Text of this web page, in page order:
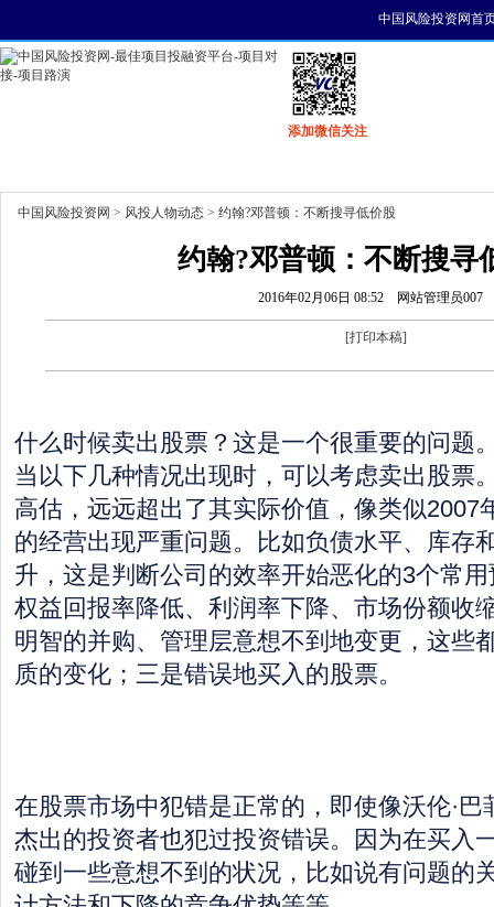
中国风险投资网首
添加微信关注
中国风险投资网 > 风投人物动态 > 约翰?邓普顿：不断搜寻低价股
约翰?邓普顿：不断搜寻
2016年02月06日 08:52 网站管理员007
[打印本稿]
什么时候卖出股票？这是一个很重要的问题
当以下几种情况出现时，可以考虑卖出股票
高估，远远超出了其实际价值，像类似2007
的经营出现严重问题。比如负债水平、库存
升，这是判断公司的效率开始恶化的3个常
权益回报率降低、利润率下降、市场份额收
明智的并购、管理层意想不到地变更，这些
质的变化；三是错误地买入的股票。
在股票市场中犯错是正常的，即使像沃伦·巴
杰出的投资者也犯过投资错误。因为在买入
碰到一些意想不到的状况，比如说有问题的